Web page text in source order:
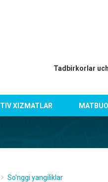
Tadbirkorlar
XIZMATLAR
So'nggi yangiliklar